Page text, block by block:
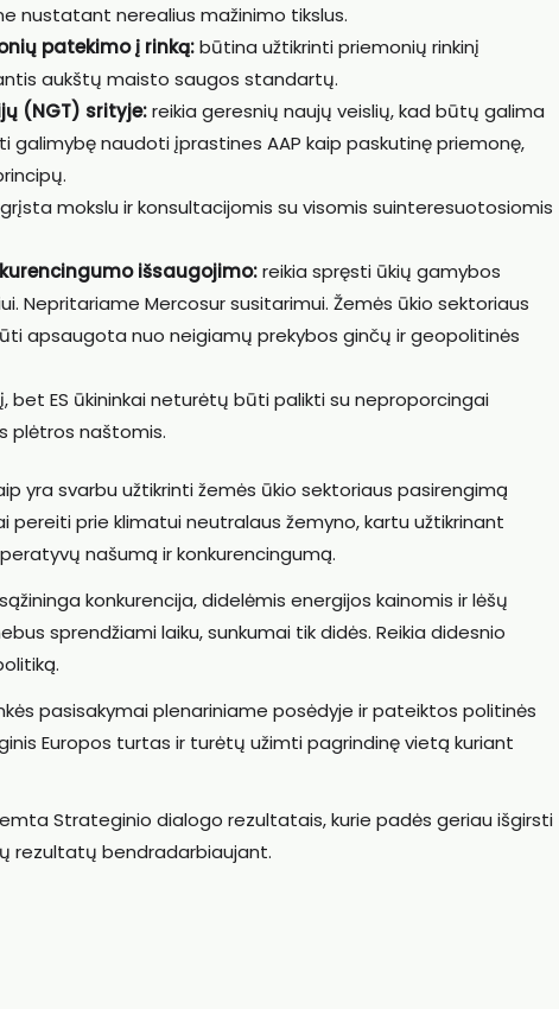
nustatant nerealius mažinimo tikslus.
patekimo į rinką:būtina užtikrinti priemonių rinkinį
aukštų maisto saugos standartų.
(NGT) srityje:reikia geresnių naujų veislių, kad būtų galima
galimybę naudoti įprastines AAP kaip paskutinę priemonę,
mokslu ir konsultacijomis su visomis suinteresuotosiomis
išsaugojimo:reikia spręsti ūkių gamybos
Nepritariame Mercosur susitarimui. Žemės ūkio sektoriaus
apsaugota nuo neigiamų prekybos ginčų ir geopolitinės
bet ES ūkininkai neturėtų būti palikti su neproporcingai
plėtros naštomis.
yra svarbu užtikrinti žemės ūkio sektoriaus pasirengimą
pereiti prie klimatui neutralaus žemyno, kartu užtikrinant
našumą ir konkurencingumą.
konkurencija, didelėmis energijos kainomis ir lėšų
sprendžiami laiku, sunkumai tik didės. Reikia didesnio
pasisakymai plenariniame posėdyje ir pateiktos politinės
Europos turtas ir turėtų užimti pagrindinę vietą kuriant
Strateginio dialogo rezultatais, kurie padės geriau išgirsti
rezultatų bendradarbiaujant.